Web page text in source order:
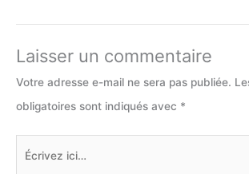
Laisser un commentaire
Votre adresse e-mail ne sera pas publiée.
obligatoires sont indiqués avec *